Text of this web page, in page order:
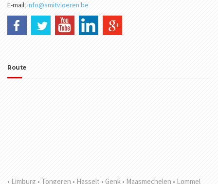
E-mail: info@smitvloeren.be
Route
• Limburg • Tongeren • Hasselt • Genk • Maasmechelen • Lommel